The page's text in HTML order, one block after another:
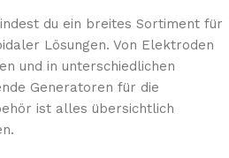
du ein breites Sortiment für
Lösungen. Von Elektroden
und in unterschiedlichen
Generatoren für die
ist alles übersichtlich